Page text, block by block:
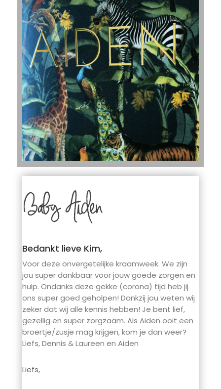
Bedankt lieve Kim,
Voor deze onvergetelijke kraamweek. We zijn
jou super dankbaar voor jouw goede zorgen en
hulp. Ondanks deze gekke (corona) tijd heb jij
ons super goed geholpen! Dankzij jou weten wij
zeker dat wij alle kennis hebben! Je bent lief,
gezellig en super zorgzaam. Als Aiden ooit een
broertje/zusje mag krijgen, kom je dan weer?
Liefs, Dennis & Laureen en Aiden
Liefs,